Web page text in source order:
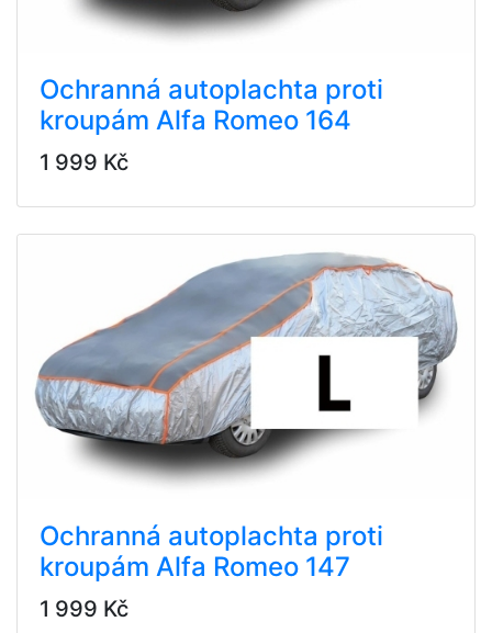
Ochranná autoplachta proti
kroupám Alfa Romeo 164
1 999 Kč
Ochranná autoplachta proti
kroupám Alfa Romeo 147
1 999 Kč